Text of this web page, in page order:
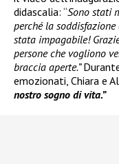
didascalia: “Sono stati
perché la
stata impagabile!
persone che vogliono
braccia aperte.”
emozionati, Chiara e
nostro sogno di vita.”